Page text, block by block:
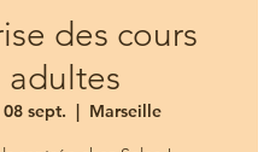
des cours
adultes
sept.
  |
Marseille